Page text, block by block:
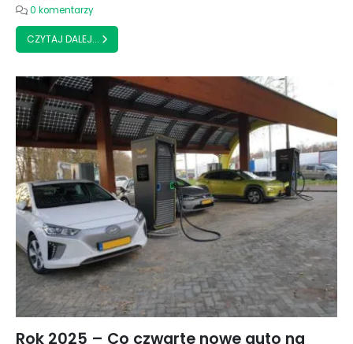
0 komentarzy
CZYTAJ DALEJ...
Rok 2025 – Co czwarte nowe auto na